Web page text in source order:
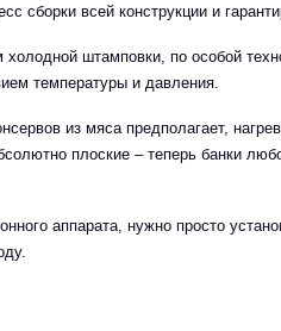
сборки всей конструкции и
холодной штамповки, по особой
температуры и давления.
из мяса предполагает,
плоские – теперь банки
аппарата, нужно просто